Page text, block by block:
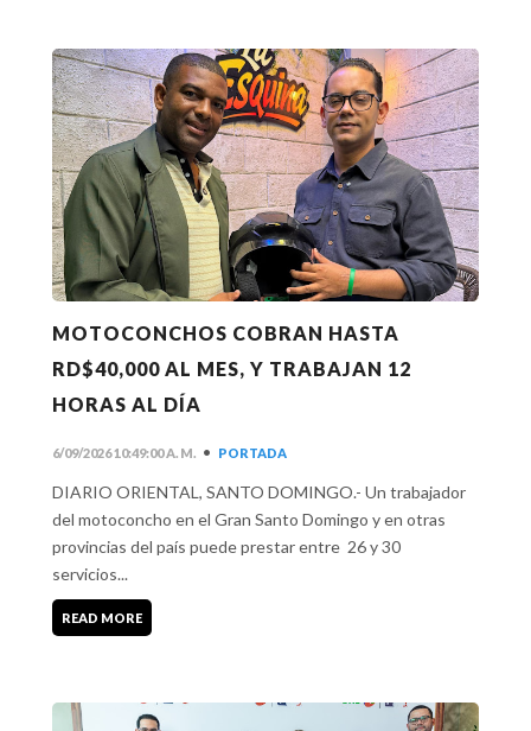
MOTOCONCHOS COBRAN HASTA
RD$40,000 AL MES, Y TRABAJAN 12
HORAS AL DÍA
6/09/2026 10:49:00 A. M. • PORTADA
DIARIO ORIENTAL, SANTO DOMINGO.- Un trabajador
del motoconcho en el Gran Santo Domingo y en otras
provincias del país puede prestar entre 26 y 30
servicios...
READ MORE